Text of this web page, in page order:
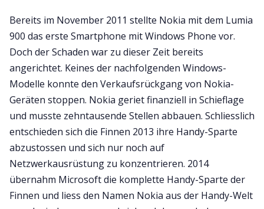
Bereits im November 2011 stellte Nokia mit dem Lumia
900 das erste Smartphone mit Windows Phone vor.
Doch der Schaden war zu dieser Zeit bereits
angerichtet. Keines der nachfolgenden Windows-
Modelle konnte den Verkaufsrückgang von Nokia-
Geräten stoppen. Nokia geriet finanziell in Schieflage
und musste zehntausende Stellen abbauen. Schliesslich
entschieden sich die Finnen 2013 ihre Handy-Sparte
abzustossen und sich nur noch auf
Netzwerkausrüstung zu konzentrieren. 2014
übernahm Microsoft die komplette Handy-Sparte der
Finnen und liess den Namen Nokia aus der Handy-Welt